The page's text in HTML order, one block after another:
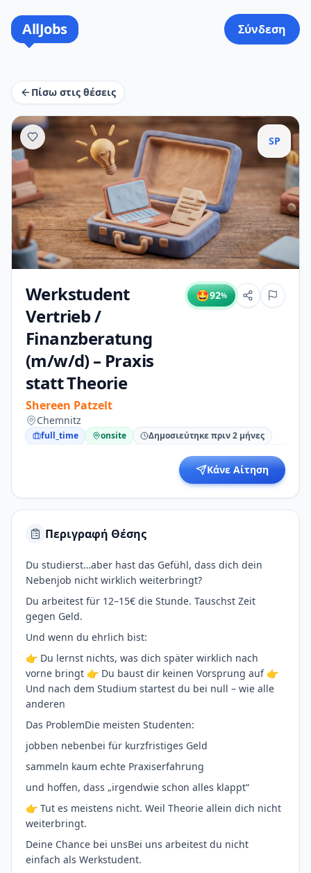
AllJobs Σύνδεση
Πίσω στις θέσεις
SP
Werkstudent
Vertrieb /
Finanzberatung
(m/w/d) – Praxis
statt Theorie
Shereen Patzelt
🤩92%
Chemnitz
full_time onsite Δημοσιεύτηκε πριν 2 μήνες
Κάνε Αίτηση
Περιγραφή Θέσης
Du studierst…aber hast das Gefühl, dass dich dein
Nebenjob nicht wirklich weiterbringt?
Du arbeitest für 12–15€ die Stunde. Tauschst Zeit
gegen Geld.
Und wenn du ehrlich bist:
👉 Du lernst nichts, was dich später wirklich nach
vorne bringt 👉 Du baust dir keinen Vorsprung auf 👉
Und nach dem Studium startest du bei null – wie alle
anderen
Das ProblemDie meisten Studenten:
jobben nebenbei für kurzfristiges Geld
sammeln kaum echte Praxiserfahrung
und hoffen, dass „irgendwie schon alles klappt“
👉 Tut es meistens nicht. Weil Theorie allein dich nicht
weiterbringt.
Deine Chance bei unsBei uns arbeitest du nicht
einfach als Werkstudent.